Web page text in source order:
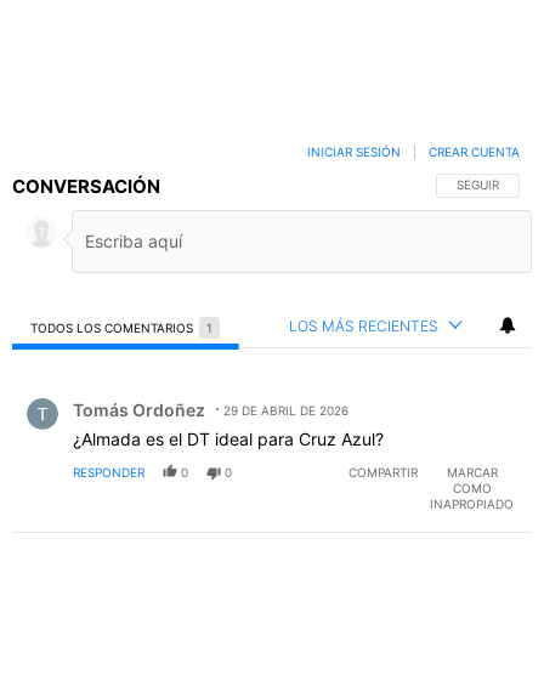
CONVERSACIÓN SIGA ESTA
SEGUIR
INICIAR SESIÓN CREAR CUENTA
TODOS LOS COMENTARIOS 1 LOS MÁS RECIENTES
Tomás Ordoñez 29 DE ABRIL DE 2026
¿Almada es el DT ideal para Cruz Azul?
RESPONDER 0 0 COMPARTIR
MARCAR
COMO
INAPROPIADO